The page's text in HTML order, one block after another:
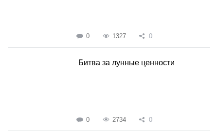
0 1327 0
Битва за лунные ценности
0 2734 0